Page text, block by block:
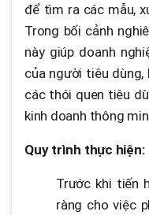
để tìm ra các mẫu,
Trong bối cảnh
này giúp doanh
của người tiêu
các thói quen tiêu
kinh doanh thông
Quy trình thực hiện:
Trước khi tiến
ràng cho việc